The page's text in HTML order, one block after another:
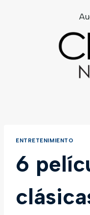
ENTRETENIMIENTO
6